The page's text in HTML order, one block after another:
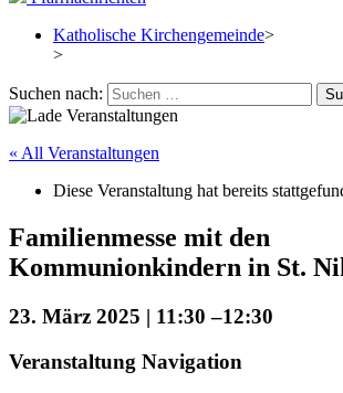
Katholische Kirchengemeinde>
>
Suchen nach:
« All Veranstaltungen
Diese Veranstaltung hat bereits
Familienmesse mit den
Kommunionkindern in St.
23. März 2025 | 11:30 –12:30
Veranstaltung Navigation